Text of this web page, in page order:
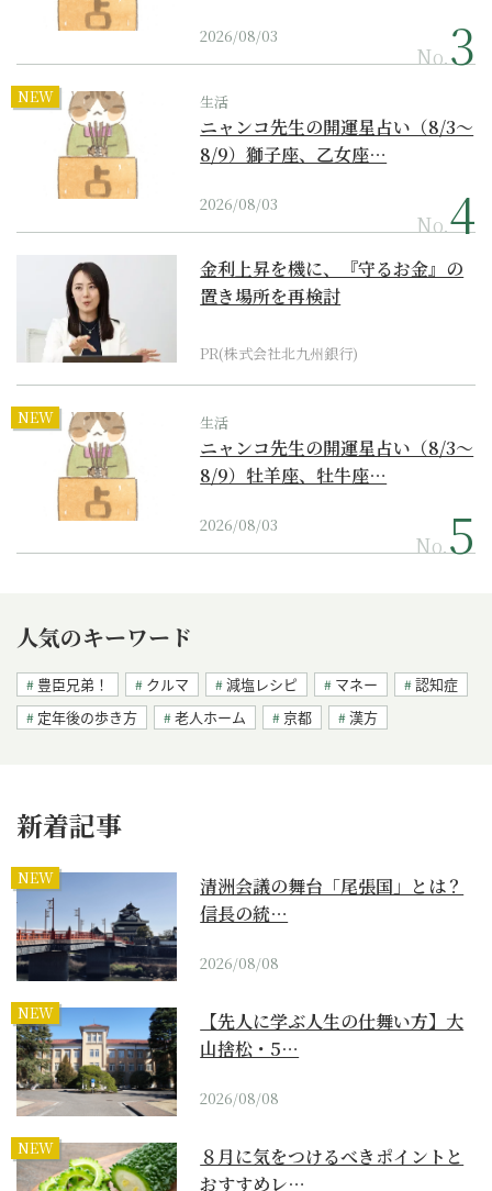
2026/08/03
No.
NEW 生活
ニャンコ先生の開運星占い（8/3～
8/9）獅子座、乙女座…
2026/08/03
No.
金利上昇を機に、『守るお金』の
置き場所を再検討
PR(株式会社北九州銀行)
NEW 生活
ニャンコ先生の開運星占い（8/3～
8/9）牡羊座、牡牛座…
2026/08/03
No.
人気のキーワード
豊臣兄弟！ クルマ 減塩レシピ マネー
認知症
定年後の歩き方
老人ホーム 京都 漢方
新着記事
NEW
清洲会議の舞台「尾張国」とは？
信長の統…
2026/08/08
NEW
【先人に学ぶ人生の仕舞い方】大
山捨松・5…
2026/08/08
NEW
８月に気をつけるべきポイントと
おすすめレ…